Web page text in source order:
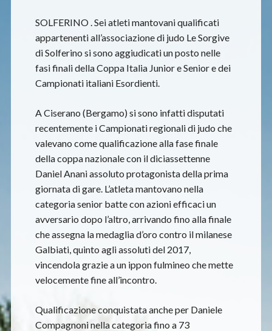
SOLFERINO . Sei atleti mantovani qualificati
appartenenti all’associazione di judo Le Sorgive
di Solferino si sono aggiudicati un posto nelle
fasi finali della Coppa Italia Junior e Senior e dei
Campionati italiani Esordienti.
A Ciserano (Bergamo) si sono infatti disputati
recentemente i Campionati regionali di judo che
valevano come qualificazione alla fase finale
della coppa nazionale con il diciassettenne
Daniel Anani assoluto protagonista della prima
giornata di gare. L’atleta mantovano nella
categoria senior batte con azioni efficaci un
avversario dopo l’altro, arrivando fino alla finale
che assegna la medaglia d’oro contro il milanese
Galbiati, quinto agli assoluti del 2017,
vincendola grazie a un ippon fulmineo che mette
velocemente fine all’incontro.
Qualificazione conquistata anche per Daniele
Compagnoni nella categoria fino a 73